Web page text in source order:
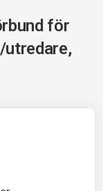
för
utredare,